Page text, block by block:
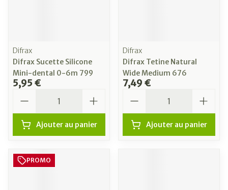
Difrax
Difrax Sucette Silicone
Mini-dental 0-6m 799
5,95 €
Ajouter au panier
Difrax
Difrax Tetine Natural
Wide Medium 676
7,49 €
Ajouter au panier
PROMO